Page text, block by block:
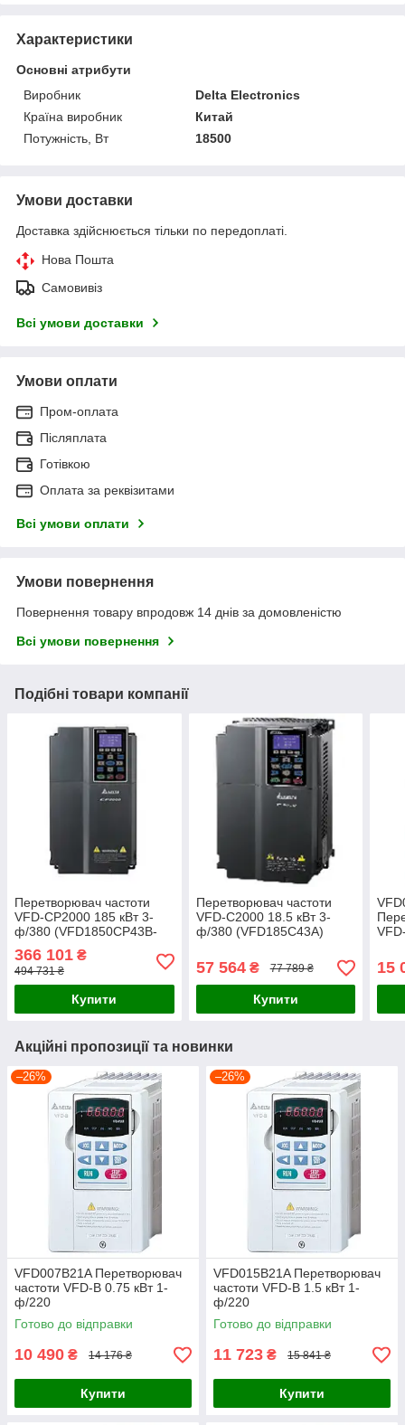
Характеристики
Основні атрибути
Виробник
Delta Electronics
Країна виробник
Китай
Потужність, Вт
18500
Умови доставки
Доставка здійснюється тільки по передоплаті.
Нова Пошта
Самовивіз
Всі умови доставки
Умови оплати
Пром-оплата
Післяплата
Готівкою
Оплата за реквізитами
Всі умови оплати
Умови повернення
Повернення товару впродовж 14 днів за домовленістю
Всі умови повернення
Подібні товари компанії
Перетворювач частоти
VFD-CP2000 185 кВт 3-
ф/380 (VFD1850CP43B-
21)
366 101 ₴
494 731 ₴
Купити
Перетворювач частоти
VFD-C2000 18.5 кВт 3-
ф/380 (VFD185C43A)
57 564₴ 77 789 ₴
Купити
15
Акційні пропозиції та новинки
–26%
VFD007B21A Перетворювач
частоти VFD-B 0.75 кВт 1-
ф/220
Готово до відправки
10 490 ₴ 14 176 ₴
Купити
–26%
VFD015B21A Перетворювач
частоти VFD-B 1.5 кВт 1-
ф/220
Готово до відправки
11 723 ₴ 15 841 ₴
Купити